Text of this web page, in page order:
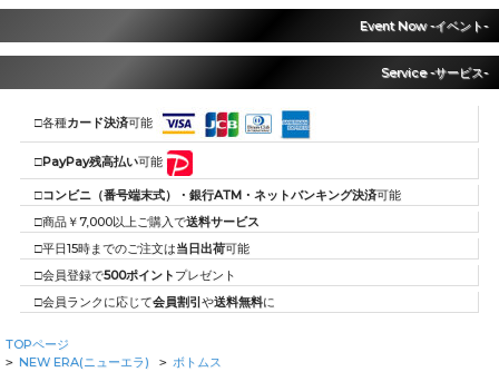
Event Now -イベント-
Service -サービス-
□各種カード決済可能
□PayPay残高払い可能
□コンビニ（番号端末式）・銀行ATM・ネットバンキング決済可能
□商品￥7,000以上ご購入で送料サービス
□平日15時までのご注文は当日出荷可能
□会員登録で500ポイント プレゼント
□会員ランクに応じて会員割引や送料無料に
TOPページ
> NEW ERA(ニューエラ) > ボトムス